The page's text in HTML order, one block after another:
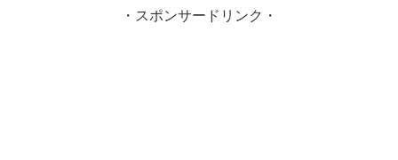
・スポンサードリンク・